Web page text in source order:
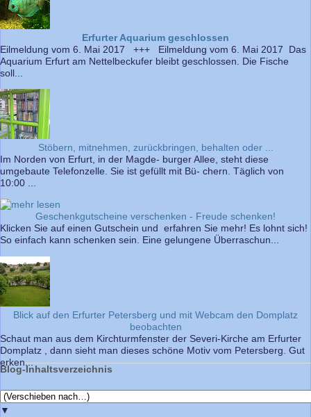
Erfurter Aquarium geschlossen
Eilmeldung vom 6. Mai 2017 +++ Eilmeldung vom 6. Mai 2017 Das
Aquarium Erfurt am Nettelbeckufer bleibt geschlossen. Die Fische
soll...
Stöbern, mitnehmen, zurückbringen, behalten oder ...
Im Norden von Erfurt, in der Magde- burger Allee, steht diese
umgebaute Telefonzelle. Sie ist gefüllt mit Bü- chern. Täglich von
10:00 ...
Geschenkgutscheine verschenken - Freude schenken!
Klicken Sie auf einen Gutschein und erfahren Sie mehr! Es lohnt sich!
So einfach kann schenken sein. Eine gelungene Überraschun...
Blick auf den Erfurter Petersberg und mit Webcam den Domplatz
beobachten
Schaut man aus dem Kirchturmfenster der Severi-Kirche am Erfurter
Domplatz , dann sieht man dieses schöne Motiv vom Petersberg. Gut
erken...
Blog-Inhaltsverzeichnis
▼